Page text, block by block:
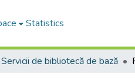
Statistics
Servicii de bibliotecă de bază